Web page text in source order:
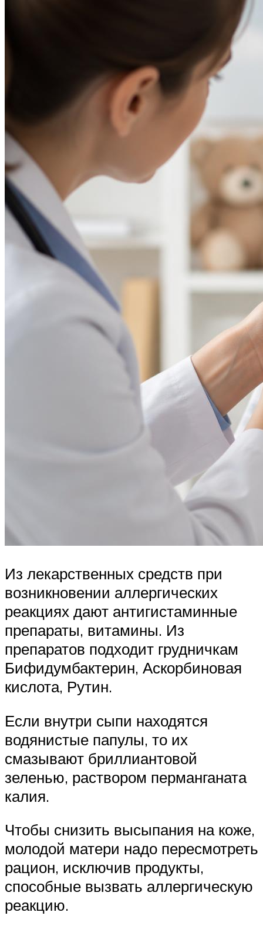
Из лекарственных средств при
возникновении аллергических
реакциях дают антигистаминные
препараты, витамины. Из
препаратов подходит грудничкам
Бифидумбактерин, Аскорбиновая
кислота, Рутин.
Если внутри сыпи находятся
водянистые папулы, то их
смазывают бриллиантовой
зеленью, раствором перманганата
калия.
Чтобы снизить высыпания на коже,
молодой матери надо пересмотреть
рацион, исключив продукты,
способные вызвать аллергическую
реакцию.